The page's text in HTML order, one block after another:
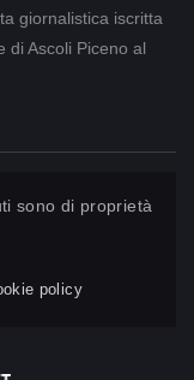
giornalistica iscritta
di Ascoli Piceno al
sono di proprietà
policy